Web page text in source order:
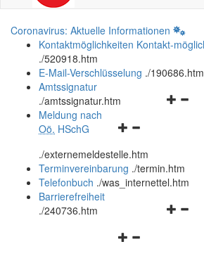
Coronavirus: Aktuelle Informationen
Kontaktmöglichkeiten Kontakt-
./520918.htm
E-Mail-Verschlüsselung ./190686.htm
Amtssignatur
./amtssignatur.htm
Navigationsmenü
und
schließen
Meldung nach
Oö. HSchG
./externemeldestelle.htm
Terminvereinbarung ./termin.htm
Telefonbuch ./was_internettel.htm
Barrierefreiheit
./240736.htm
Navigationsmenü